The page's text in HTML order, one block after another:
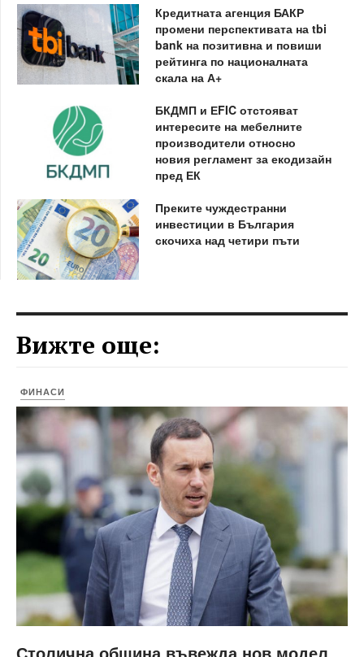
Кредитната агенция БАКР
промени перспективата на tbi
bank на позитивна и повиши
рейтинга по националната
скала на А+
БКДМП и ЕFIC отстояват
интересите на мебелните
производители относно
новия регламент за екодизайн
пред ЕК
Преките чуждестранни
инвестиции в България
скочиха над четири пъти
Вижте още:
ФИНАСИ